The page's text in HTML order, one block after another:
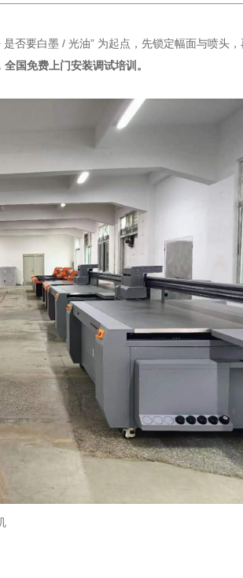
否要白墨 / 光油” 为起点，先锁定幅面与喷
国免费上门安装调试培训。